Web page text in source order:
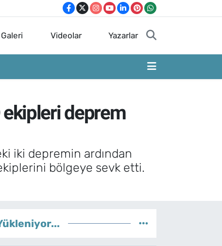
Videolar Yazarlar
ekipleri deprem
iki depremin ardından
bölgeye sevk etti.